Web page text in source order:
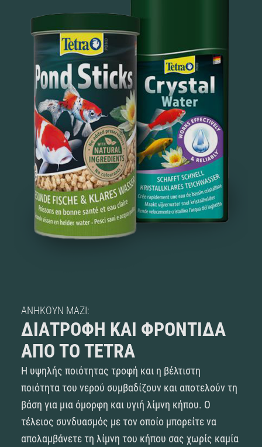
ΑΝΉΚΟΥΝ ΜΑΖΊ:
ΔΙΑΤΡΟΦΉ ΚΑΙ ΦΡΟΝΤΊΔΑ
ΑΠΌ ΤΟ TETRA
Η υψηλής ποιότητας τροφή και η βέλτιστη
ποιότητα του νερού συμβαδίζουν και αποτελούν τη
βάση για μια όμορφη και υγιή λίμνη κήπου. Ο
τέλειος συνδυασμός με τον οποίο μπορείτε να
απολαμβάνετε τη λίμνη του κήπου σας χωρίς καμία